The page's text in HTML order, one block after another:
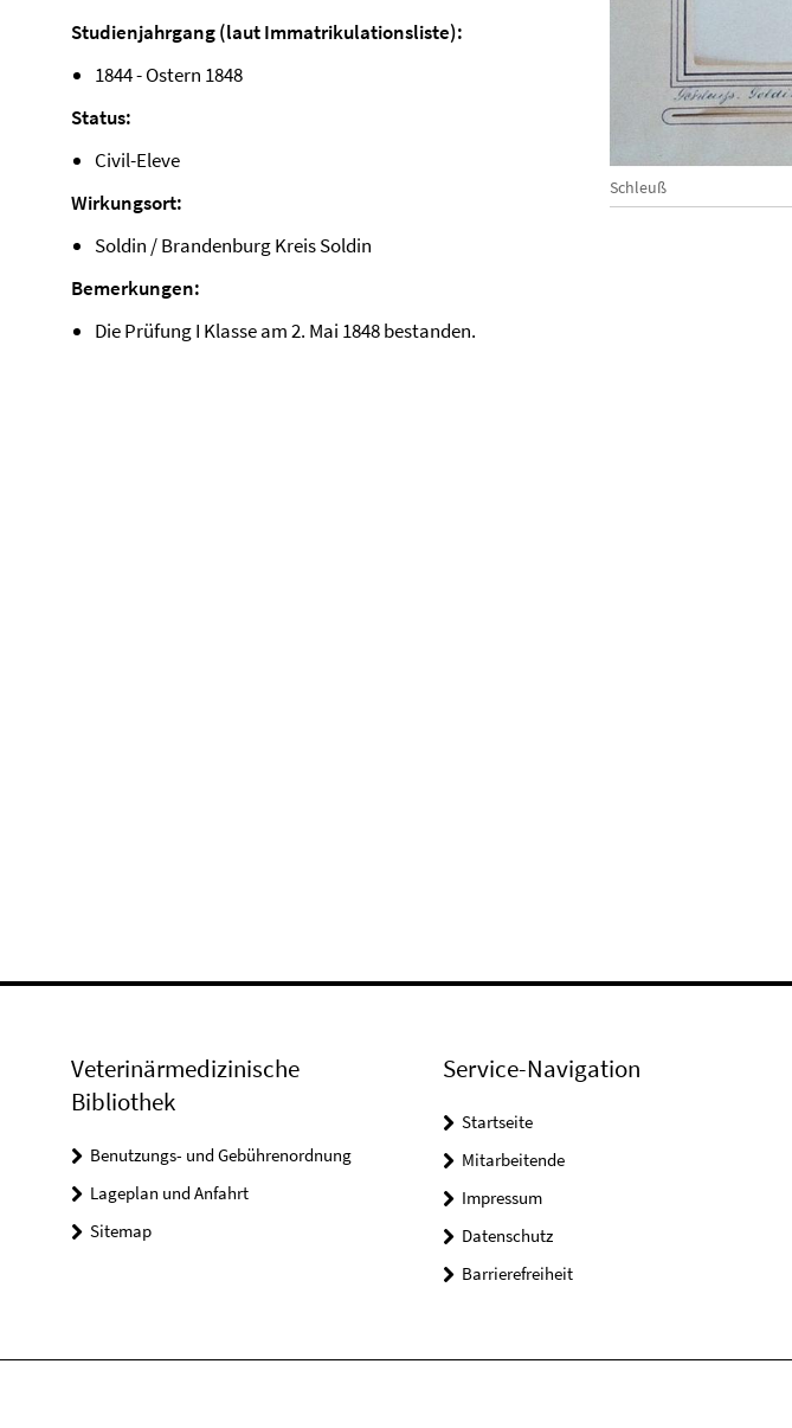
Schleuß
Studienjahrgang (laut Immatrikulationsliste):
1844 - Ostern 1848
Status:
Civil-Eleve
Wirkungsort:
Soldin / Brandenburg Kreis Soldin
Bemerkungen:
Die Prüfung I Klasse am 2. Mai 1848 bestanden.
Veterinärmedizinische
Bibliothek
Benutzungs- und Gebührenordnung
Lageplan und Anfahrt
Sitemap
Service-Navigation
Startseite
Mitarbeitende
Impressum
Datenschutz
Barrierefreiheit